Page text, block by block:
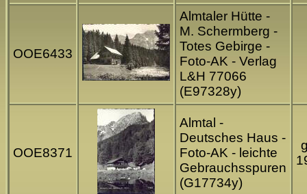
OOE6433
Almtaler Hütte -
M. Schermberg -
Totes Gebirge -
Foto-AK - Verlag
L&H 77066
(E97328y)
OOE8371
Almtal -
Deutsches Haus -
Foto-AK - leichte
Gebrauchsspuren
(G17734y)